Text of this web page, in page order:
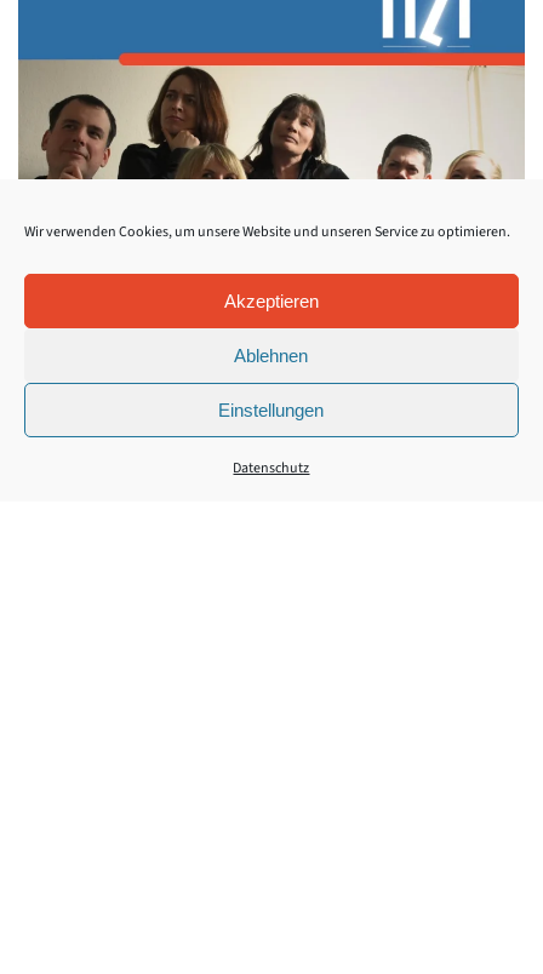
Wir verwenden Cookies, um unsere Website und unseren Service zu optimieren.
Akzeptieren
Ablehnen
Einstellungen
Datenschutz